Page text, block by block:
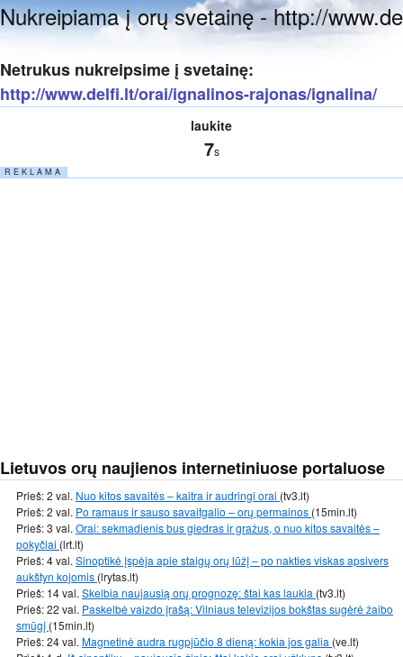
Nukreipiama į orų svetainę - http://
Netrukus nukreipsime į svetainę:
http://www.delfi.lt/orai/ignalinos-rajonas/ignalina/
laukite
7s
R E K L A M A
Lietuvos orų naujienos internetiniuose portaluose
Prieš: 2 val. Nuo kitos savaitės – kaitra ir audringi orai (tv3.lt)
Prieš: 2 val. Po ramaus ir sauso savaitgalio – orų permainos (15min.lt)
Prieš: 3 val. Orai: sekmadienis bus giedras ir gražus, o nuo kitos savaitės –
pokyčiai (lrt.lt)
Prieš: 4 val. Sinoptikė įspėja apie staigų orų lūžį – po nakties viskas apsivers
aukštyn kojomis (lrytas.lt)
Prieš: 14 val. Skelbia naujausią orų prognozę: štai kas laukia (tv3.lt)
Prieš: 22 val. Paskelbė vaizdo įrašą: Vilniaus televizijos bokštas sugėrė žaibo
smūgį (15min.lt)
Prieš: 24 val. Magnetinė audra rugpjūčio 8 dieną: kokia jos galia (ve.lt)